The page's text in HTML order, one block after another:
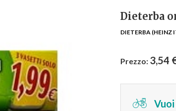
Dieterba
DIETERBA (HEINZ
Prezzo: 3,54